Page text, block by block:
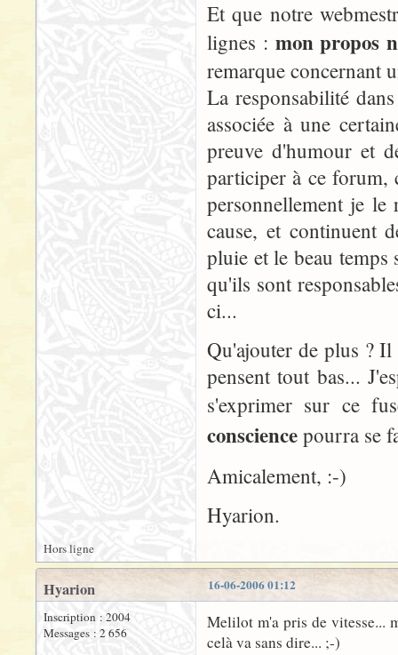
Et que notre
lignes : mon propos
remarque concernant
La responsabilité
associée à une
preuve d'humour et
participer à ce forum,
personnellement je le
cause, et continuent
pluie et le beau temps
qu'ils sont
ci...
Qu'ajouter de plus ?
pensent tout bas...
s'exprimer sur ce
conscience pourra se
Amicalement, :-)
Hyarion.
Hors ligne
16-06-2006 01:12
Hyarion
Inscription : 2004
Messages : 2 656
Melilot m'a pris de vitesse...
celà va sans dire... ;-)